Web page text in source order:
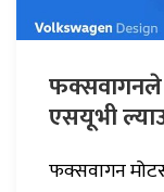
फक्सवागनले
एसयूभी
फक्सवागन